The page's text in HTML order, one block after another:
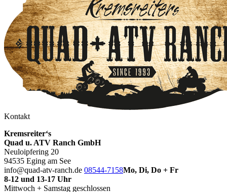
Kontakt
Kremsreiter‘s
Quad u. ATV Ranch GmbH
Neuloipfering 20
94535 Eging am See
info@quad-atv-ranch.de 08544-7158Mo, Di, Do + Fr
8-12 und 13-17 Uhr
Mittwoch + Samstag geschlossen